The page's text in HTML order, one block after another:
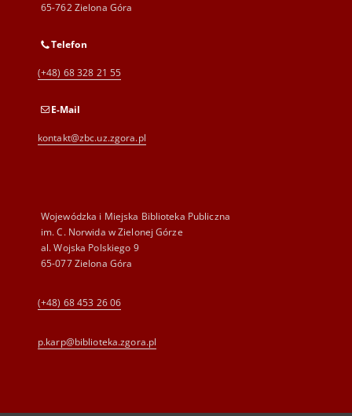
65-762 Zielona Góra
Telefon
(+48) 68 328 21 55
E-Mail
kontakt@zbc.uz.zgora.pl
Wojewódzka i Miejska Biblioteka Publiczna
im. C. Norwida w Zielonej Górze
al. Wojska Polskiego 9
65-077 Zielona Góra
(+48) 68 453 26 06
p.karp@biblioteka.zgora.pl